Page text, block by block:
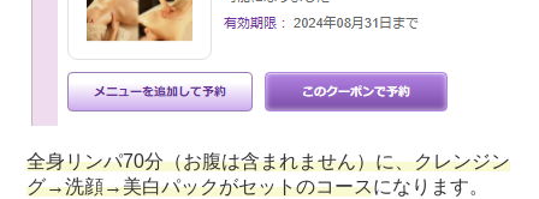
全身リンパ70分（お腹は含まれません）に、クレンジン
グ→洗顔→美白パックがセットのコースになります。